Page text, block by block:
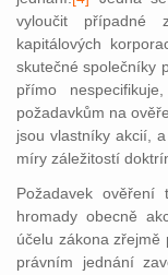
vyloučit případné
kapitálových
skutečné společníky
přímo
požadavkům na
jsou vlastníky akcií,
míry záležitostí
Požadavek
hromady obecně
účelu zákona zřejmě
právním jednání